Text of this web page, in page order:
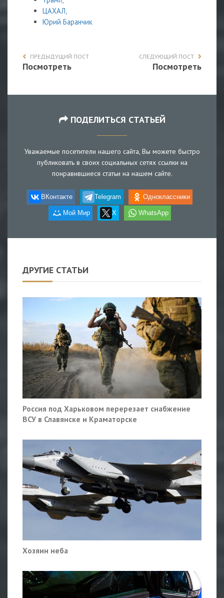
ЦАХАЛ,
Юрий Баранчик
ПРЕДЫДУЩИЙ ПОСТ
Посмотреть
СЛЕДУЮЩИЙ ПОСТ
Посмотреть
ПОДЕЛИТЬСЯ СТАТЬЕЙ
Уважаемые посетители нашего сайта, Вы можете быстро
публиковать в своих социальных сетях ссылки на
понравившиеся статьи на нашем сайте.
ВКонтакте Telegram Одноклассники
Мой Мир X WhatsApp
ДРУГИЕ СТАТЬИ
Россия под Харьковом перерезает снабжение
ВСУ в Славянске и Краматорске
Хозяин неба